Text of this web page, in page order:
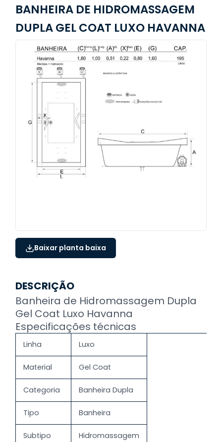
BANHEIRA DE HIDROMASSAGEM
DUPLA GEL COAT LUXO HAVANNA
Baixar planta baixa
DESCRIÇÃO
Banheira de Hidromassagem Dupla
Gel Coat Luxo Havanna
Especificações técnicas
Linha Luxo
Material Gel Coat
Categoria Banheira Dupla
Tipo Banheira
Subtipo Hidromassagem